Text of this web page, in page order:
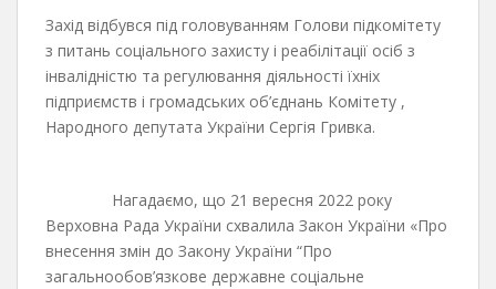
Захід відбувся під головуванням Голови підкомітету
з питань соціального захисту і реабілітації осіб з
інвалідністю та регулювання діяльності їхніх
підприємств і громадських об’єднань Комітету ,
Народного депутата України Сергія Гривка.
Нагадаємо, що 21 вересня 2022 року
Верховна Рада України схвалила Закон України «Про
внесення змін до Закону України “Про
загальнообов’язкове державне соціальне